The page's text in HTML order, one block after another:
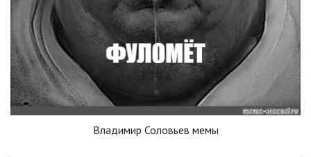
Владимир Соловьев мемы